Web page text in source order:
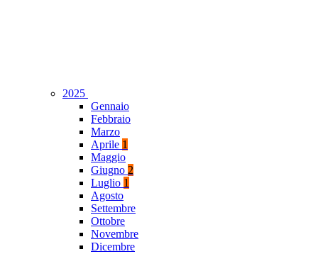
2025
Gennaio
Febbraio
Marzo
Aprile 1
Maggio
Giugno 2
Luglio 1
Agosto
Settembre
Ottobre
Novembre
Dicembre